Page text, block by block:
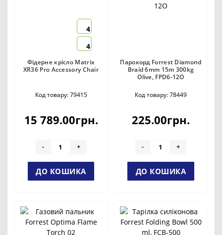
4
4
Фідерне крісло Matrix
XR36 Pro Accessory Chair
Код товару: 79415
15 789.00грн.
- +
ДО КОШИКА
Парокорд Forrest Diamond
Braid 6mm 15m 300kg
Olive, FPD6-12O
Код товару: 78449
225.00грн.
- +
ДО КОШИКА